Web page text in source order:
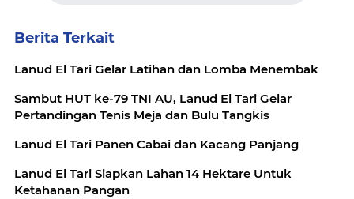
Berita Terkait
Lanud El Tari Gelar Latihan dan Lomba Menembak
Sambut HUT ke-79 TNI AU, Lanud El Tari Gelar
Pertandingan Tenis Meja dan Bulu Tangkis
Lanud El Tari Panen Cabai dan Kacang Panjang
Lanud El Tari Siapkan Lahan 14 Hektare Untuk
Ketahanan Pangan